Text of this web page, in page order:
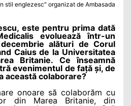
stil englezesc" organizat de Ambasada
este pentru prima dată
evoluează într-un
alături de Corul
Caius de la Universitatea
Britanie. Ce înseamnă
evenimentul de față și, de
această colaborare?
onoare să colaborăm cu
din Marea Britanie, din